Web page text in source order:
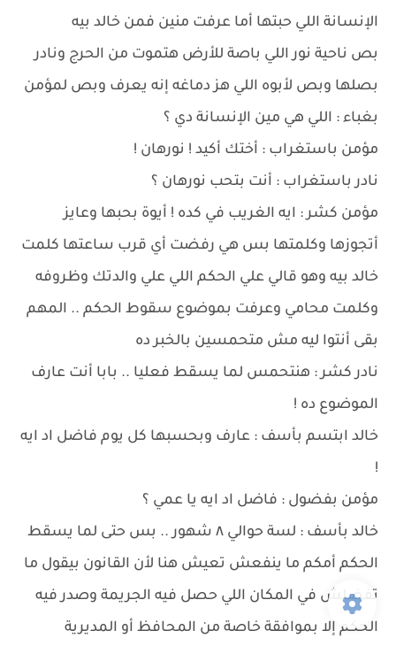
الإنسانة اللي حبتها أما عرفت منين فمن خالد بيه
بص ناحية نور اللي باصة للأرض هتموت من الحرج ونادر
بصلها وبص لأبوه اللي هز دماغه إنه يعرف وبص لمؤمن
بغباء : اللي هي مين الإنسانة دي ؟
مؤمن باستغراب : أختك أكيد ! نورهان !
نادر باستغراب : أنت بتحب نورهان ؟
مؤمن كشر : ايه الغريب في كده ! أيوة بحبها وعايز
أتجوزها وكلمتها بس هي رفضت أي قرب ساعتها كلمت
خالد بيه وهو قالي علي الحكم اللي علي والدتك وظروفه
وكلمت محامي وعرفت بموضوع سقوط الحكم .. المهم
بقى أنتوا ليه مش متحمسين بالخبر ده
نادر كشر : هنتحمس لما يسقط فعليا .. بابا أنت عارف
الموضوع ده !
خالد ابتسم بأسف : عارف وبحسبها كل يوم فاضل اد ايه
!
مؤمن بفضول : فاضل اد ايه يا عمي ؟
خالد بأسف : لسة حوالي ٨ شهور .. بس حتى لما يسقط
الحكم أمكم ما ينفعش تعيش هنا لأن القانون بيقول ما
تفضلش في المكان اللي حصل فيه الجريمة وصدر فيه
الحكم إلا بموافقة خاصة من المحافظ أو المديرية